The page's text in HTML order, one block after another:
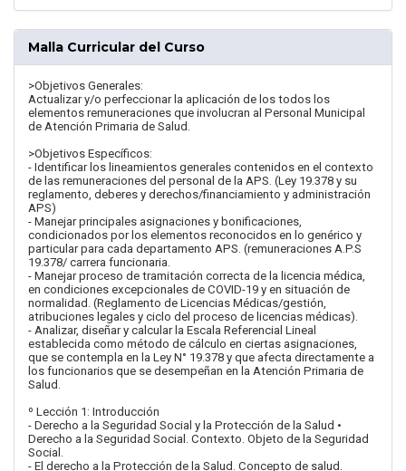
Malla Curricular del Curso
>Objetivos Generales:
Actualizar y/o perfeccionar la aplicación de los todos los
elementos remuneraciones que involucran al Personal Municipal
de Atención Primaria de Salud.
>Objetivos Específicos:
- Identificar los lineamientos generales contenidos en el contexto
de las remuneraciones del personal de la APS. (Ley 19.378 y su
reglamento, deberes y derechos/financiamiento y administración
APS)
- Manejar principales asignaciones y bonificaciones,
condicionados por los elementos reconocidos en lo genérico y
particular para cada departamento APS. (remuneraciones A.P.S
19.378/ carrera funcionaria.
- Manejar proceso de tramitación correcta de la licencia médica,
en condiciones excepcionales de COVID-19 y en situación de
normalidad. (Reglamento de Licencias Médicas/gestión,
atribuciones legales y ciclo del proceso de licencias médicas).
- Analizar, diseñar y calcular la Escala Referencial Lineal
establecida como método de cálculo en ciertas asignaciones,
que se contempla en la Ley N° 19.378 y que afecta directamente a
los funcionarios que se desempeñan en la Atención Primaria de
Salud.
º Lección 1: Introducción
- Derecho a la Seguridad Social y la Protección de la Salud •
Derecho a la Seguridad Social. Contexto. Objeto de la Seguridad
Social.
- El derecho a la Protección de la Salud. Concepto de salud.